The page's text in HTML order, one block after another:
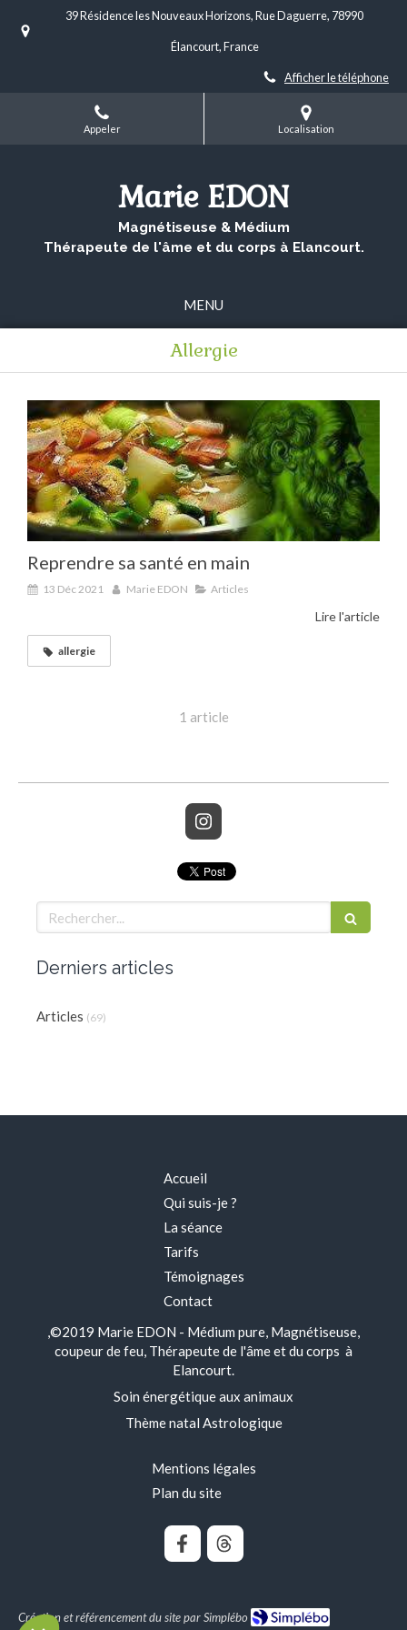
39 Résidence les Nouveaux Horizons, Rue Daguerre, 78990
Élancourt, France
Afficher le téléphone
Appeler Localisation
Marie EDON
Magnétiseuse & Médium
Thérapeute de l'âme et du corps à Elancourt.
MENU
Allergie
Reprendre sa santé en main
13 Déc 2021 Marie EDON Articles
Lire l'article
allergie
1 article
Rechercher
Derniers articles
Articles (69)
Accueil
Qui suis-je ?
La séance
Tarifs
Témoignages
Contact
,©2019 Marie EDON - Médium pure, Magnétiseuse,
coupeur de feu, Thérapeute de l'âme et du corps à
Elancourt.
Soin énergétique aux animaux
Thème natal Astrologique
Mentions légales
Plan du site
Création et référencement du site par Simplébo
Consentements certifiés par